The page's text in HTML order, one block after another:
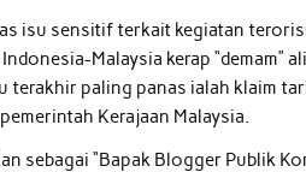
isu sensitif terkait kegiatan
Malaysia kerap “demam”
terakhir paling panas ialah klaim
Kerajaan Malaysia.
sebagai “Bapak Blogger Publik